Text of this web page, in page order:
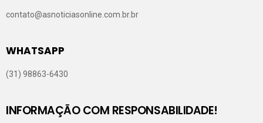
contato@asnoticiasonline.com.br.br
WHATSAPP
(31) 98863-6430
INFORMAÇÃO COM RESPONSABILIDADE!